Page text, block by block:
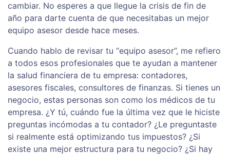
cambiar. No esperes a que llegue la crisis de fin de
año para darte cuenta de que necesitabas un mejor
equipo asesor desde hace meses.
Cuando hablo de revisar tu “equipo asesor”, me refiero
a todos esos profesionales que te ayudan a mantener
la salud financiera de tu empresa: contadores,
asesores fiscales, consultores de finanzas. Si tienes un
negocio, estas personas son como los médicos de tu
empresa. ¿Y tú, cuándo fue la última vez que le hiciste
preguntas incómodas a tu contador? ¿Le preguntaste
si realmente está optimizando tus impuestos? ¿Si
existe una mejor estructura para tu negocio? ¿Si hay